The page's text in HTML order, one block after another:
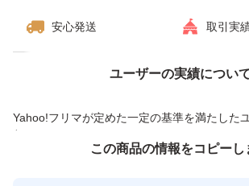
ンとなります。
------------検索用------------
新政、飛露喜、田酒、東洋美人、写楽、
久保田、作、澤屋まつもと、大吟醸、
安心発送 取引実
ユーザーの実績につい
Yahoo!フリマが定めた一定の基準を満たした
付与しています
価格の相談 商
この商品の情報をコピーし
この商品をみている人にオススメ